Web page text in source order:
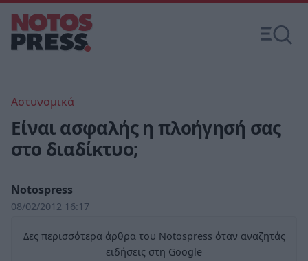
Αστυνομικά
Είναι ασφαλής η πλοήγησή σας
στο διαδίκτυο;
Notospress
08/02/2012 16:17
Δες περισσότερα άρθρα του Notospress όταν αναζητάς
ειδήσεις στη Google